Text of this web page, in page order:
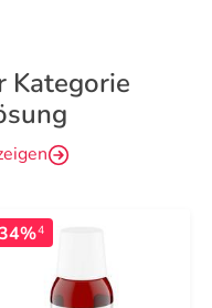
Kategorie
4